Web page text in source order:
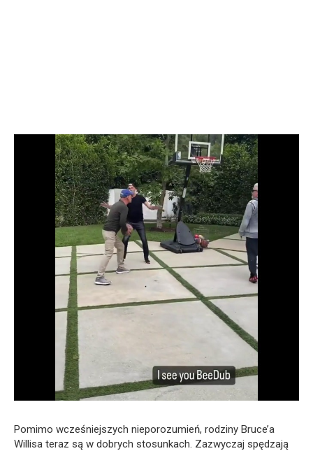
Pomimo wcześniejszych nieporozumień, rodziny Bruce’a
Willisa teraz są w dobrych stosunkach. Zazwyczaj spędzają